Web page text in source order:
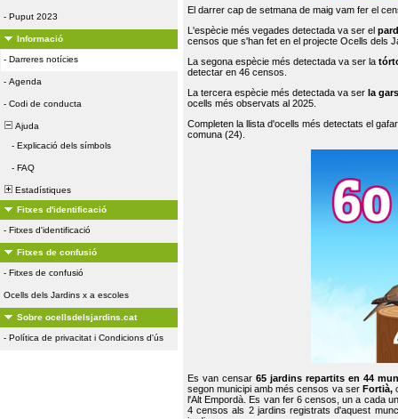
- Puput 2023
Informació
- Darreres notícies
- Agenda
- Codi de conducta
Ajuda
- Explicació dels símbols
- FAQ
Estadístiques
Fitxes d'identificació
- Fitxes d'identificació
Fitxes de confusió
- Fitxes de confusió
Ocells dels Jardins x a escoles
Sobre ocellsdelsjardins.cat
- Política de privacitat i Condicions d'ús
El darrer cap de setmana de maig vam fer el
L'espècie més vegades detectada va ser el
censos que s'han fet en el projecte Ocells dels
La segona espècie més detectada va ser la
detectar en 46 censos.
La tercera espècie més detectada va ser la
ocells més observats al 2025.
Completen la llista d'ocells més detectats el
comuna (24).
Es van censar65 jardins repartits en 44
segon municipi amb més censos va ser Fortià,
l'Alt Empordà. Es van fer 6 censos, un a cada
4 censos als 2 jardins registrats d'aquest